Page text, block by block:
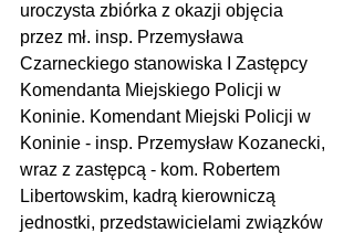
uroczysta zbiórka z okazji objęcia
przez mł. insp. Przemysława
Czarneckiego stanowiska I Zastępcy
Komendanta Miejskiego Policji w
Koninie. Komendant Miejski Policji w
Koninie - insp. Przemysław Kozanecki,
wraz z zastępcą - kom. Robertem
Libertowskim, kadrą kierowniczą
jednostki, przedstawicielami związków